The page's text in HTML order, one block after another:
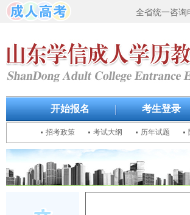
全省统一咨询
开始报名 考生登录
招考政策 考试大纲 历年试题